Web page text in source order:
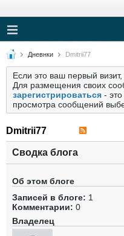
Дневнки Dmitrii77
Если это ваш первый
Для размещения своих
зарегистрироваться -
просмотра сообщений
Dmitrii77
Сводка блога
Об этом блоге
Записей в блоге: 1
Комментарии: 0
Владелец